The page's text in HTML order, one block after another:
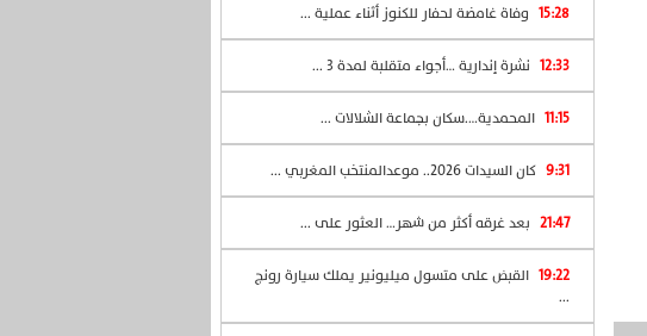
15:28 وفاة غامضة لحفار للكنوز أثناء عملية ...
12:33 نشرة إندارية …أجواء متقلبة لمدة 3 ...
11:15 المحمدية….سكان بجماعة الشلالات ...
9:31 كان السيدات 2026.. موعدالمنتخب المغربي ...
21:47 بعد غرقه أكثر من شهر… العثور على ...
19:22 القبض على متسول ميليونير يملك سيارة رونج
...